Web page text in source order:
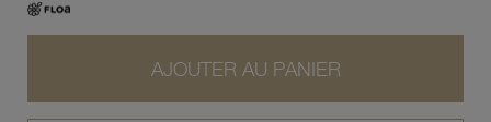
AJOUTER AU PANIER